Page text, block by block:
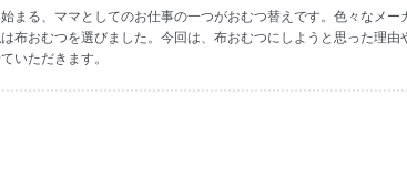
まる、ママとしてのお仕事の一つがおむつ替えです。色々なメ
布おむつを選びました。今回は、布おむつにしようと思った理由
いただきます。